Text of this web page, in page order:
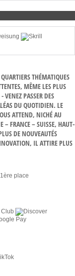
THÉMATIQUES
MÊME LES PLUS
VENEZ PASSER DES
DU QUOTIDIEN. LE
ATTEND, NICHÉ AU
– FRANCE – SUISSE, HAUT-
DE NOUVEAUTÉS
IL ATTIRE PLUS
place